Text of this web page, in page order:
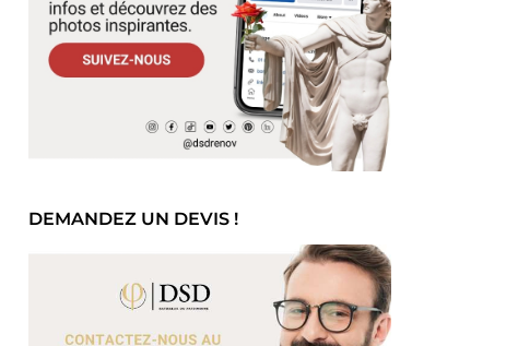
DEMANDEZ UN DEVIS !